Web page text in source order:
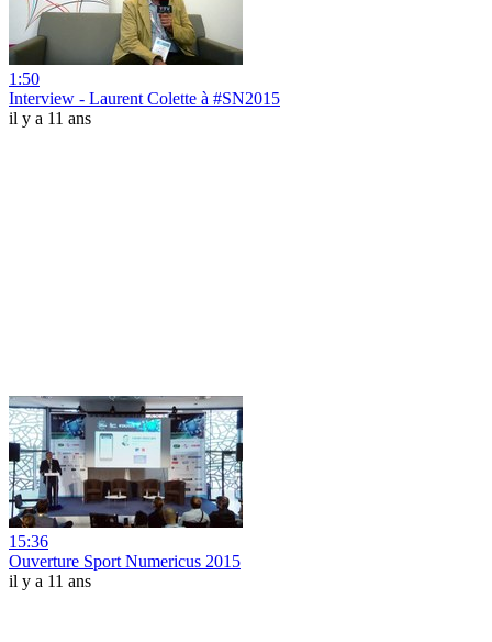
1:50
Interview - Laurent Colette à #SN2015
il y a 11 ans
15:36
Ouverture Sport Numericus 2015
il y a 11 ans